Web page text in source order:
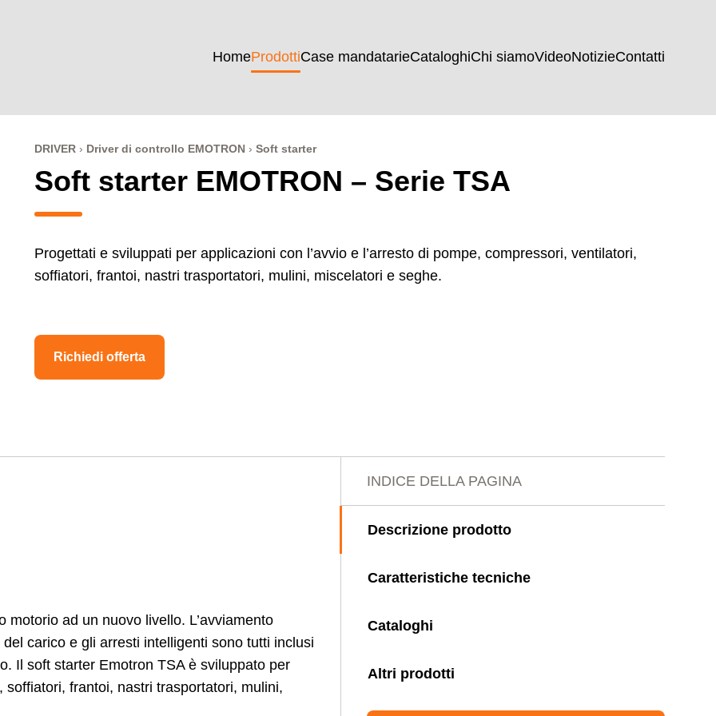
HomeProdottiCase mandatarieCataloghiChi siamoVideoNotizieContatti
DRIVER Driver di controllo EMOTRON Soft starter
Soft starter EMOTRON – Serie TSA
Progettati e sviluppati per applicazioni con l’avvio e l’arresto di pompe, compressori, ventilatori,
soffiatori, frantoi, nastri trasportatori, mulini, miscelatori e seghe.
Richiedi offerta
ad un nuovo livello. L’avviamento
carico e gli arresti intelligenti sono tutti inclusi
Il soft starter Emotron TSA è sviluppato per
frantoi, nastri trasportatori, mulini,
INDICE DELLA PAGINA
Descrizione prodotto
Caratteristiche tecniche
Cataloghi
Altri prodotti